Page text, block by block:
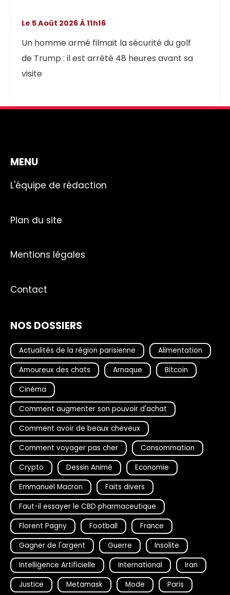
Un homme armé filmait la sécurité du golf
de Trump : il est arrêté 48 heures avant sa
visite
Le 5 Août 2026 À 11h16
MENU
L'équipe de rédaction
Plan du site
Mentions légales
Contact
NOS DOSSIERS
Actualités de la région parisienne
Alimentation
Amoureux des chats
Arnaque
Bitcoin
Cinéma
Comment augmenter son pouvoir d'achat
Comment avoir de beaux cheveux
Comment voyager pas cher
Consommation
Crypto
Dessin Animé
Economie
Emmanuel Macron
Faits divers
Faut-il essayer le CBD pharmaceutique
Florent Pagny
Football
France
Gagner de l'argent
Guerre
Insolite
Intelligence Artificielle
International
Iran
Justice
Metamask Mode Paris